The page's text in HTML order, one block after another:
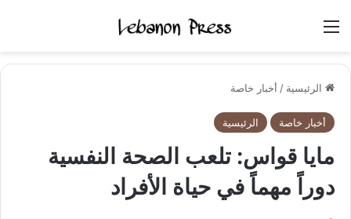
الرئيسية / أخبار خاصة
أخبار خاصة الرئيسية
مايا قواس: تلعب الصحة النفسية
دوراً مهماً في حياة الأفراد